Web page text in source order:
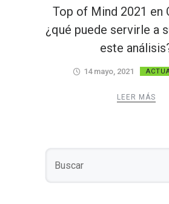
Top of Mind 2021 en
¿qué puede servirle a
este
14 mayo, 2021
LEER MÁS